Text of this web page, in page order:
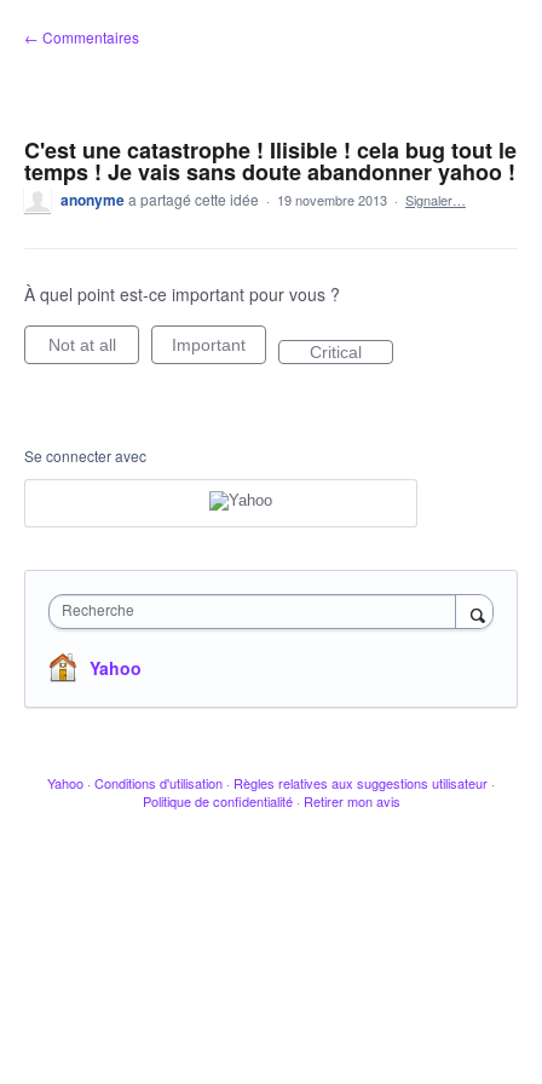
Aller
au
← Commentaires
C'est une catastrophe ! Ilisible ! cela bug tout le
temps ! Je vais sans doute abandonner yahoo !
anonymea partagé cette idée · 19 novembre 2013 · Signaler…
À quel point est-ce important pour vous ?
Not at all Important Critical
Se connecter avec
Recherche
Yahoo
Yahoo · Conditions d'utilisation · Règles relatives aux suggestions utilisateur ·
Politique de confidentialité · Retirer mon avis